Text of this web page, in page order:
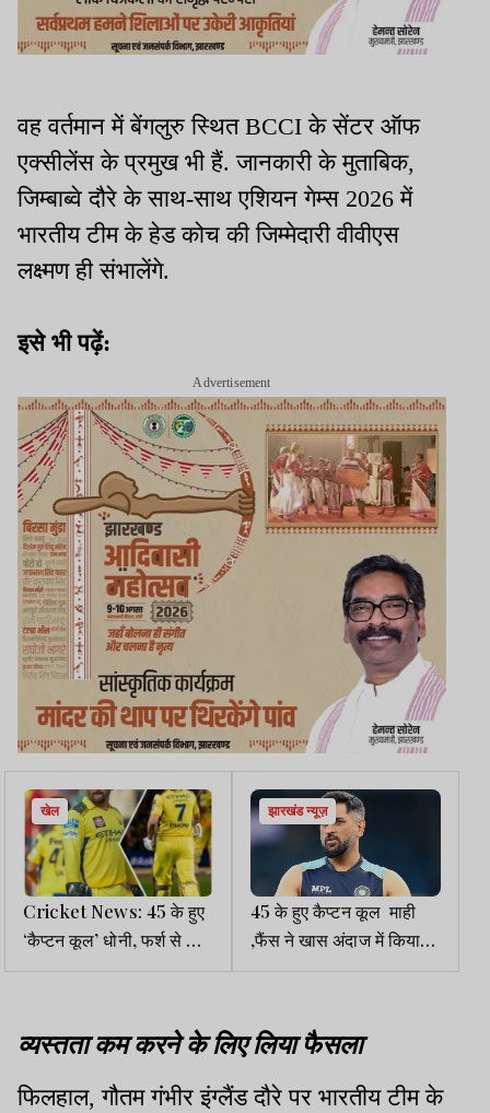
वह वर्तमान में बेंगलुरु स्थित BCCI के सेंटर ऑफ
एक्सीलेंस के प्रमुख भी हैं. जानकारी के मुताबिक,
जिम्बाब्वे दौरे के साथ-साथ एशियन गेम्स 2026 में
भारतीय टीम के हेड कोच की जिम्मेदारी वीवीएस
लक्ष्मण ही संभालेंगे.
इसे भी पढ़ें:
Advertisement
खेल
Cricket News: 45 के हुए
‘कैप्टन कूल’ धोनी, फर्श से अर्श
तक की कहानी
झारखंड न्यूज़
45 के हुए कैप्टन कूल माही
,फैंस ने खास अंदाज में किया
बर्थडे विश
व्यस्तता कम करने के लिए लिया फैसला
फिलहाल, गौतम गंभीर इंग्लैंड दौरे पर भारतीय टीम के